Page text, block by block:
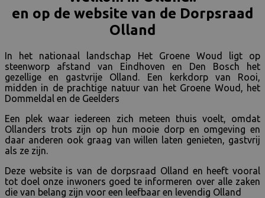
en op de website van de Dorpsraad
Olland
In het nationaal landschap Het Groene Woud ligt op
steenworp afstand van Eindhoven en Den Bosch het
gezellige en gastvrije Olland. Een kerkdorp van Rooi,
midden in de prachtige natuur van het Groene Woud, het
Dommeldal en de Geelders
Een plek waar iedereen zich meteen thuis voelt, omdat
Ollanders trots zijn op hun mooie dorp en omgeving en
daar anderen ook graag van willen laten genieten, gastvrij
als ze zijn.
Deze website is van de dorpsraad Olland en heeft vooral
tot doel onze inwoners goed te informeren over alle zaken
die van belang zijn voor een leefbaar en levendig Olland